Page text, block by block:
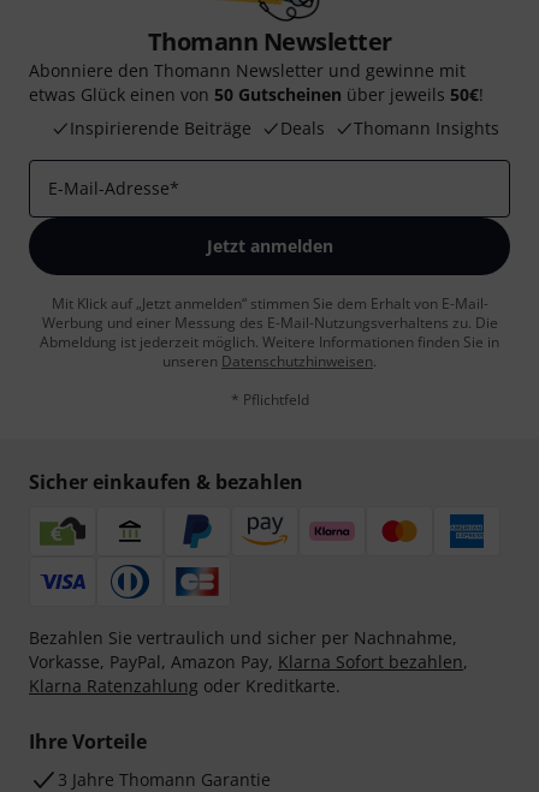
Thomann Newsletter
Abonniere den Thomann Newsletter und gewinne mit
etwas Glück einen von 50 Gutscheinen über jeweils 50€!
Inspirierende Beiträge
Deals Thomann Insights
E-Mail-Adresse*
Jetzt anmelden
Mit Klick auf „Jetzt anmelden“ stimmen Sie dem Erhalt von E-Mail-
Werbung und einer Messung des E-Mail-Nutzungsverhaltens zu. Die
Abmeldung ist jederzeit möglich. Weitere Informationen finden Sie in
unseren Datenschutzhinweisen.
* Pflichtfeld
Sicher einkaufen & bezahlen
Bezahlen Sie vertraulich und sicher per Nachnahme,
Vorkasse, PayPal, Amazon Pay, Klarna Sofort bezahlen,
Klarna Ratenzahlung oder Kreditkarte.
Ihre Vorteile
3 Jahre Thomann Garantie